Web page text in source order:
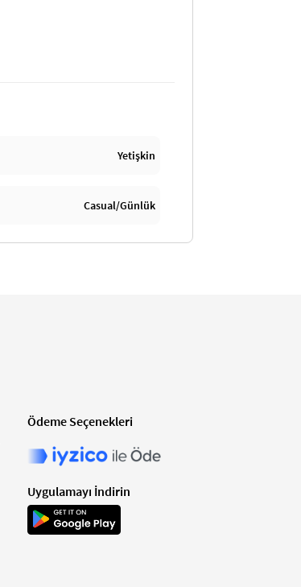
Yetişkin
Casual/Günlük
Ödeme Seçenekleri
Uygulamayı İndirin